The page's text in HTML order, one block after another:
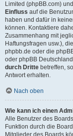
Limited (phpBB.com)
Einfluss auf die
haben und dafür in
können. Kontaktiere
Zusammenhang mit
Haftungsfragen usw.), die
phpbb.de oder die
oder phpBB
durch Dritte betreffen,
Antwort erhalten.
Nach oben
Wie kann ich einen
Alle Benutzer des
Funktion durch die
Mitglieder des Boards